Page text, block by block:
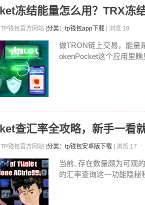
冻结能量怎么用？TRX冻
钱包官方网站 | 分类：tp钱包app下载 | 浏览:18
做TRON链上交易，能量
okenPocket这个应用里瞧
查汇率全攻略，新手一看
钱包官方网站 | 分类：tp钱包安卓版下载 | 浏览:17
当前, 存在数量颇为可观
的汇率查询这一功能隐秘